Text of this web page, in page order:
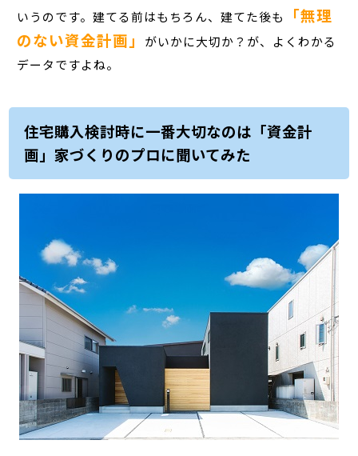
いうのです。建てる前はもちろん、建てた後も
「無理
のない資金計画」
がいかに大切か？が、よくわかる
データですよね。
住宅購入検討時に一番大切なのは「資金計
画」家づくりのプロに聞いてみた